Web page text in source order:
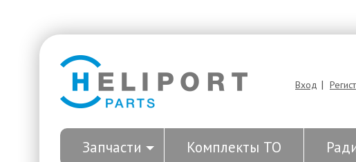
Вход |
Запчасти Комплекты ТО